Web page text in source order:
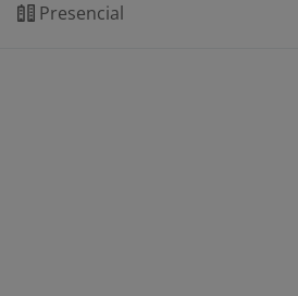
Presencial